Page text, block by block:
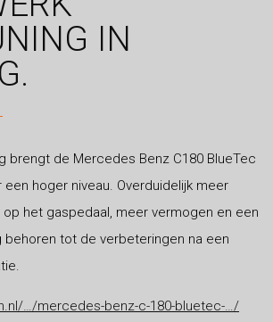
IN
brengt de Mercedes Benz C180 BlueTec
een hoger niveau. Overduidelijk meer
het gaspedaal, meer vermogen en een
tot de verbeteringen na een
…/mercedes-benz-c-180-bluetec-…/